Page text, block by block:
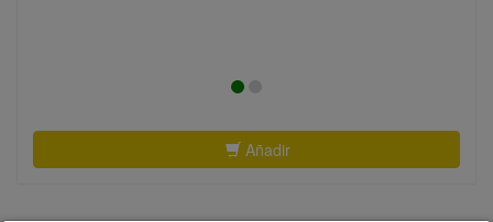
Añadir